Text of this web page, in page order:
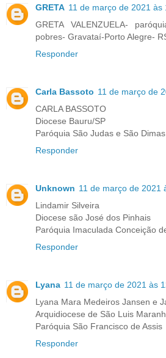
GRETA 11 de março de 2021 às
GRETA VALENZUELA-
pobres- Gravataí-Porto Alegre-
Responder
Carla Bassoto 11 de março de
CARLA BASSOTO
Diocese Bauru/SP
Paróquia São Judas e São
Responder
Unknown 11 de março de 2021
Lindamir Silveira
Diocese são José dos Pinhais
Paróquia Imaculada Conceição
Responder
Lyana 11 de março de 2021 às
Lyana Mara Medeiros Jansen e
Arquidiocese de São Luis
Paróquia São Francisco de Assis
Responder